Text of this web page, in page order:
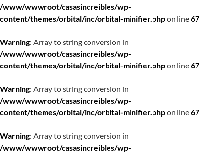
/www/wwwroot/casasincreibles/wp-
content/themes/orbital/inc/orbital-minifier.phpon line67
Warning: Array to string conversion in
/www/wwwroot/casasincreibles/wp-
content/themes/orbital/inc/orbital-minifier.phpon line67
Warning: Array to string conversion in
/www/wwwroot/casasincreibles/wp-
content/themes/orbital/inc/orbital-minifier.phpon line67
Warning: Array to string conversion in
/www/wwwroot/casasincreibles/wp-